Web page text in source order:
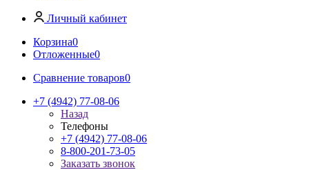
Личный кабинет
Корзина0
Отложенные0
Сравнение товаров0
+7 (4942) 77-08-06
Назад
Телефоны
+7 (4942) 77-08-06
8-800-201-73-05
Заказать звонок